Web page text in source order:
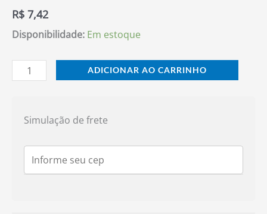
R$ 7,42
Disponibilidade: Em estoque
ADICIONAR AO CARRINHO
Simulação de frete